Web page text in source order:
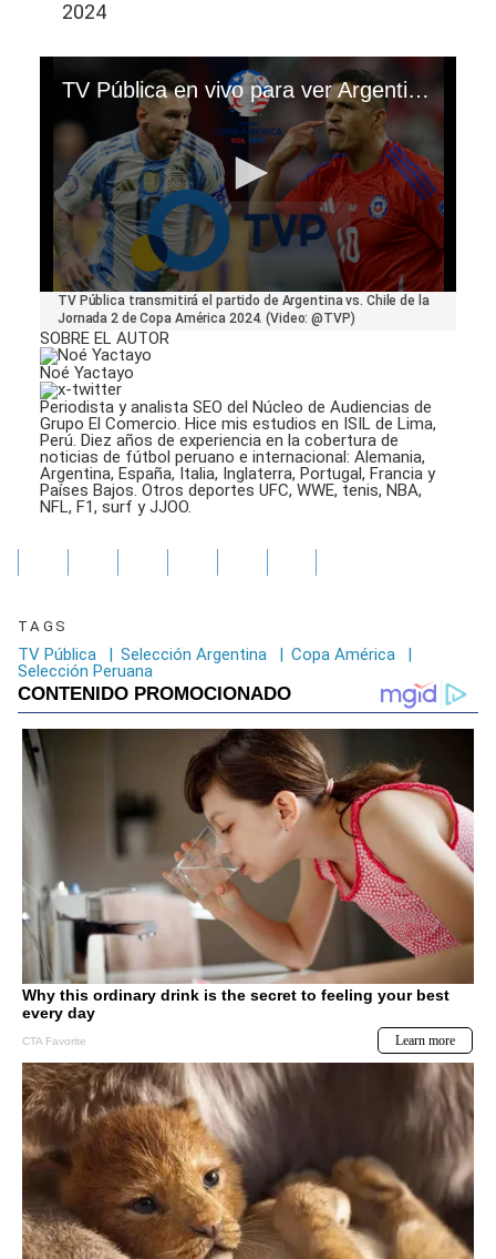
2024
TV Pública en vivo para ver Argentina vs. Chile de la Copa América 2024 (Video: TVP)
seconds
of
47
seconds
TV Pública transmitirá el partido de Argentina vs. Chile de la
Jornada 2 de Copa América 2024. (Video: @TVP)
SOBRE EL AUTOR
Noé Yactayo
Periodista y analista SEO del Núcleo de Audiencias de
Grupo El Comercio. Hice mis estudios en ISIL de Lima,
Perú. Diez años de experiencia en la cobertura de
noticias de fútbol peruano e internacional: Alemania,
Argentina, España, Italia, Inglaterra, Portugal, Francia y
Países Bajos. Otros deportes UFC, WWE, tenis, NBA,
NFL, F1, surf y JJOO.
TAGS
TV Pública | Selección Argentina | Copa América
|
Selección Peruana